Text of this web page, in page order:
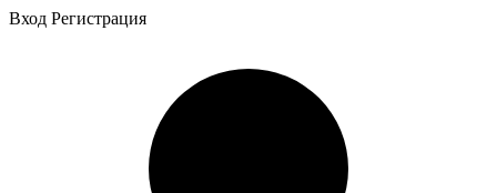
Вход Регистрация